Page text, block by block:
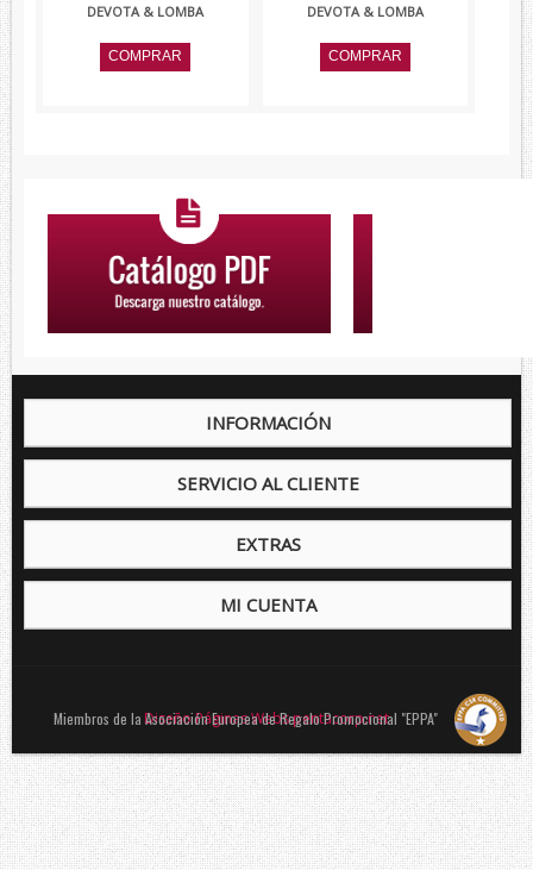
DEVOTA & LOMBA
DEVOTA & LOMBA
INFORMACIÓN
SERVICIO AL CLIENTE
EXTRAS
MI CUENTA
Diseño Páginas Webs pentacorp.net
Miembros de la Asociación Europea de Regalo Promocional "EPPA"